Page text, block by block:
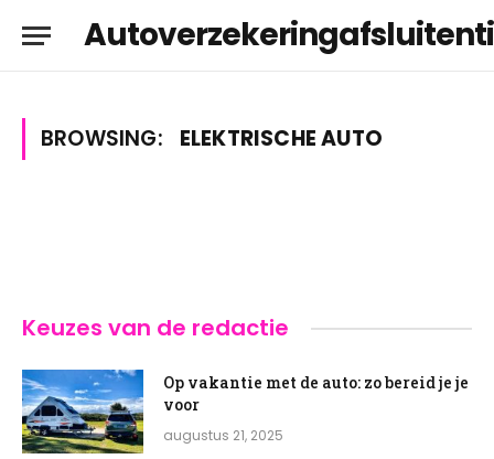
BROWSING: ELEKTRISCHE AUTO
Keuzes van de redactie
Op vakantie met de auto: zo bereid je je
voor
augustus 21, 2025